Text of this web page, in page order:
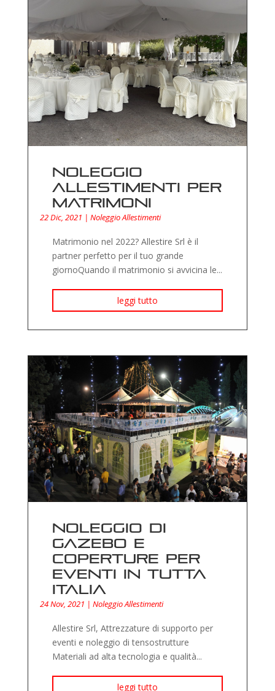
Noleggio
allestimenti per
matrimoni
22 Dic, 2021 | Noleggio Allestimenti
Matrimonio nel 2022? Allestire Srl è il
partner perfetto per il tuo grande
giornoQuando il matrimonio si avvicina le...
leggi tutto
Noleggio di
gazebo e
coperture per
eventi in tutta
Italia
24 Nov, 2021 | Noleggio Allestimenti
Allestire Srl, Attrezzature di supporto per
eventi e noleggio di tensostrutture
Materiali ad alta tecnologia e qualità...
leggi tutto